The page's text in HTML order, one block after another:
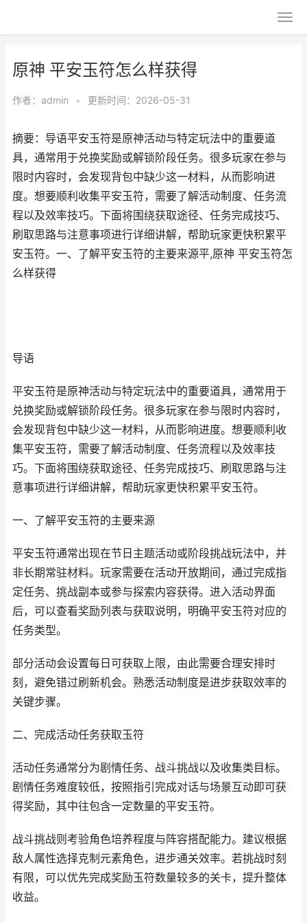
原神 平安玉符怎么样获得
作者： admin • 更新时间：2026-05-31
摘要：导语平安玉符是原神活动与特定玩法中的重要道
具，通常用于兑换奖励或解锁阶段任务。很多玩家在参与
限时内容时，会发现背包中缺少这一材料，从而影响进
度。想要顺利收集平安玉符，需要了解活动制度、任务流
程以及效率技巧。下面将围绕获取途径、任务完成技巧、
刷取思路与注意事项进行详细讲解，帮助玩家更快积累平
安玉符。一、了解平安玉符的主要来源平,原神 平安玉符怎
么样获得
导语
平安玉符是原神活动与特定玩法中的重要道具，通常用于
兑换奖励或解锁阶段任务。很多玩家在参与限时内容时，
会发现背包中缺少这一材料，从而影响进度。想要顺利收
集平安玉符，需要了解活动制度、任务流程以及效率技
巧。下面将围绕获取途径、任务完成技巧、刷取思路与注
意事项进行详细讲解，帮助玩家更快积累平安玉符。
一、了解平安玉符的主要来源
平安玉符通常出现在节日主题活动或阶段挑战玩法中，并
非长期常驻材料。玩家需要在活动开放期间，通过完成指
定任务、挑战副本或参与探索内容获得。进入活动界面
后，可以查看奖励列表与获取说明，明确平安玉符对应的
任务类型。
部分活动会设置每日可获取上限，由此需要合理安排时
刻，避免错过刷新机会。熟悉活动制度是进步获取效率的
关键步骤。
二、完成活动任务获取玉符
活动任务通常分为剧情任务、战斗挑战以及收集类目标。
剧情任务难度较低，按照指引完成对话与场景互动即可获
得奖励，其中往包含一定数量的平安玉符。
战斗挑战则考验角色培养程度与阵容搭配能力。建议根据
敌人属性选择克制元素角色，进步通关效率。若挑战时刻
有限，可以优先完成奖励玉符数量较多的关卡，提升整体
收益。